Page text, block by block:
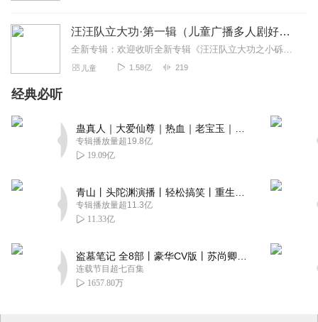
汪汪队立大功·第一辑（儿童广播多人剧好故事睡前听）
全新专辑：欢迎收听全新专辑《汪汪队立大功之小砾与工程家族》，小朋友们快来收听赢大礼吧！内容简介：在小男孩莱德的训练下，六只来自不同地域和不同种族的狗狗组成了一支...
儿童 1.58亿 219
经典必听
专辑播放量超19.8亿
19.09亿
专辑播放量超11.3亿
11.33亿
连载节目超七百集
1657.80万